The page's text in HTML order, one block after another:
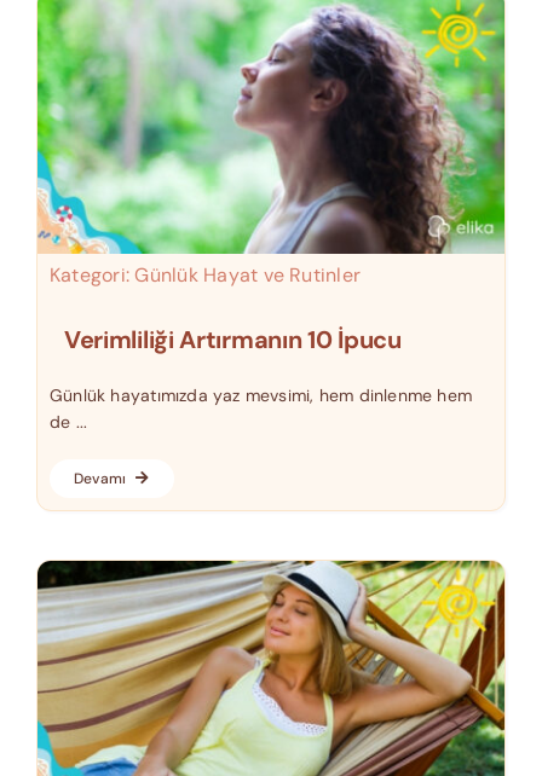
Kategori:Günlük Hayat ve Rutinler
Verimliliği Artırmanın 10 İpucu
Günlük hayatımızda yaz mevsimi, hem dinlenme hem
de ...
Devamı